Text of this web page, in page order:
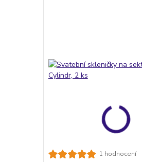
1 hodnocení